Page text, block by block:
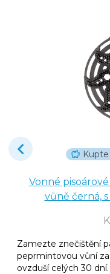
Vonné
vůně
Zamezte znečištění
peprmintovou vůní
ovzduší celých 30 dní.